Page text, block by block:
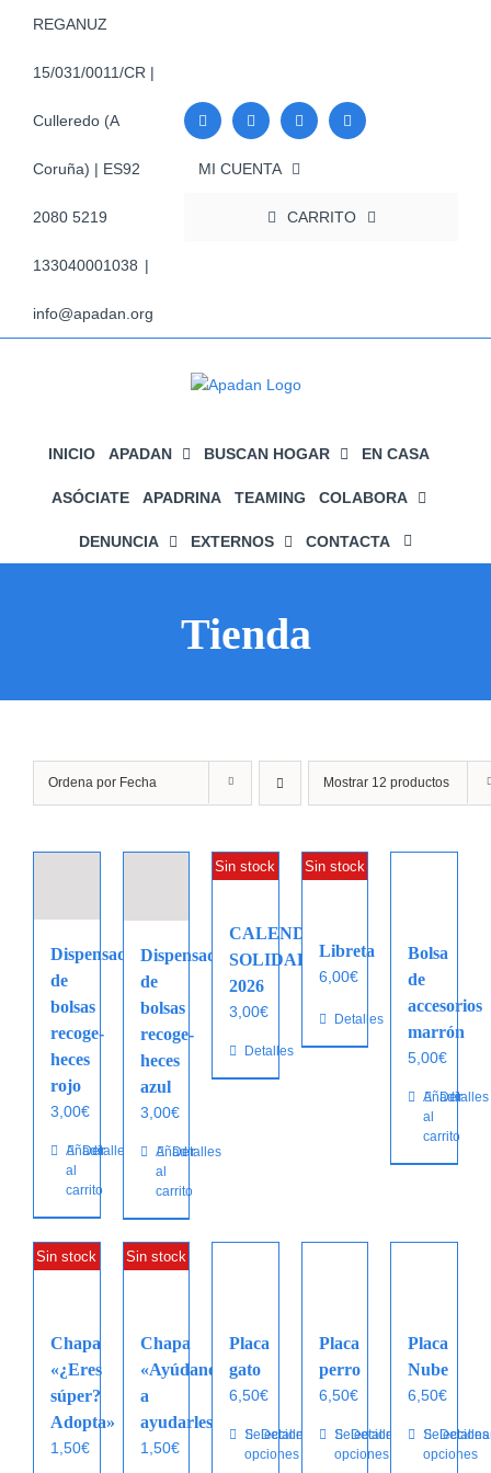
REGANUZ
15/031/0011/CR |
Culleredo (A
Coruña) | ES92
2080 5219
133040001038 |
info@apadan.org
MI CUENTA
CARRITO
INICIO APADAN BUSCAN HOGAR EN CASA
ASÓCIATE APADRINA TEAMING COLABORA
DENUNCIA EXTERNOS CONTACTA
Tienda
Ordena por Fecha Mostrar 12 productos
Dispensador
de
bolsas
recoge-
heces
rojo
3,00€
Añadir
al
carrito
Detalles
Dispensador
de
bolsas
recoge-
heces
azul
3,00€
Añadir
al
carrito
Detalles
Sin stock
CALENDARIO
SOLIDARIO
2026
3,00€
Detalles
Sin stock
Libreta
6,00€
Detalles
Bolsa
de
accesorios
marrón
5,00€
Añadir
al
carrito
Detalles
Sin stock
Chapa
«¿Eres
súper?
Adopta»
1,50€
Sin stock
Chapa
«Ayúdanos
a
ayudarles»
1,50€
Placa
gato
6,50€
Seleccionar
opciones
Este
producto
Detalles
Placa
perro
6,50€
Seleccionar
opciones
Este
producto
Detalles
Placa
Nube
6,50€
opciones
Este
producto
Detalles